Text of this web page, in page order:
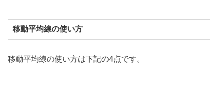
移動平均線の使い方
移動平均線の使い方は下記の4点です。